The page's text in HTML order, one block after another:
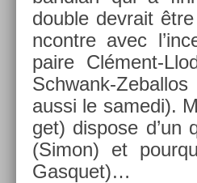
doub­le de­vrait
ncontre avec
paire Clément-
Schwank-
aussi le samedi).
get) dis­pose d’un
(Simon) et
Gas­quet)…